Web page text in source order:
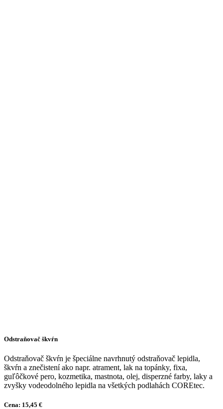
Odstraňovač škvŕn
Odstraňovač škvŕn je špeciálne navrhnutý odstraňovač lepidla,
škvŕn a znečistení ako napr. atrament, lak na topánky, fixa,
guľôčkové pero, kozmetika, mastnota, olej, disperzné farby, laky a
zvyšky vodeodolného lepidla na všetkých podlahách COREtec.
Cena: 15,45 €